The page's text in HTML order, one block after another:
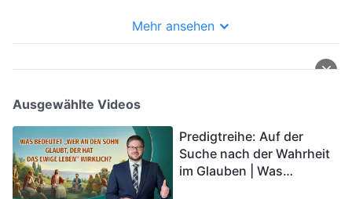
Mehr ansehen
Ausgewählte Videos
Predigtreihe: Auf der
Suche nach der Wahrheit
im Glauben | Was